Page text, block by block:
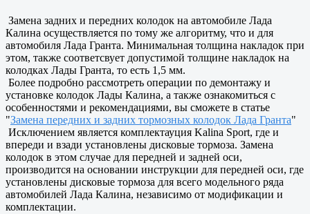
Замена задних и передних колодок на автомобиле Лада
Калина осуществляется по тому же алгоритму, что и для
автомобиля Лада Гранта. Минимальная толщина накладок при
этом, также соответсвует допустимой толщине накладок на
колодках Лады Гранта, то есть 1,5 мм.
Более подробно рассмотреть операции по демонтажу и
установке колодок Лады Калина, а также ознакомиться с
особенностями и рекомендациями, вы сможете в статье
"Замена передних и задних тормозных колодок Лада Гранта"
Исключением является комплектауция Kalina Sport, где и
впереди и взади установлены дисковые тормоза. Замена
колодок в этом случае для передней и задней оси,
производится на основании инструкции для передней оси, где
установлены дисковые тормоза для всего модельного ряда
автомобилей Лада Калина, независимо от модификации и
комплектации.